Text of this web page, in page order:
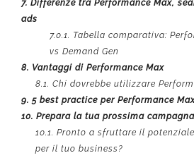
7. Differenze tra Performance Max,
ads
7.0.1. Tabella comparativa:
vs Demand Gen
8. Vantaggi di Performance Max
8.1. Chi dovrebbe utilizzare
9. 5 best practice per Performance
10. Prepara la tua prossima
10.1. Pronto a sfruttare il
per il tuo business?